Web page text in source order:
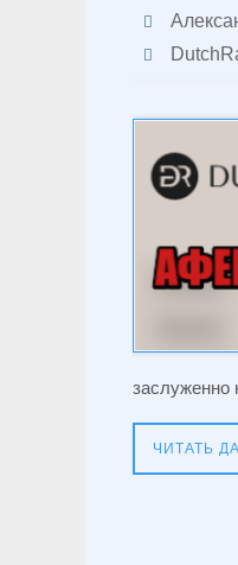
заслуженно
ЧИТАТЬ